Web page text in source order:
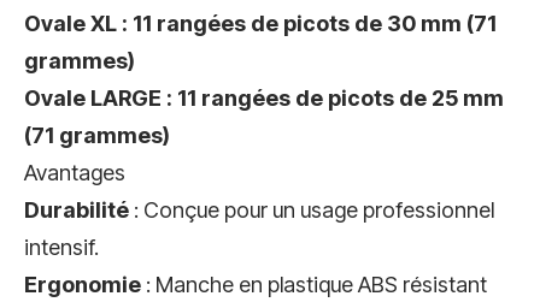
Ovale XL : 11 rangées de picots de 30 mm (71
grammes)
Ovale LARGE : 11 rangées de picots de 25 mm
(71 grammes)
Avantages
Durabilité : Conçue pour un usage professionnel
intensif.
Ergonomie : Manche en plastique ABS résistant